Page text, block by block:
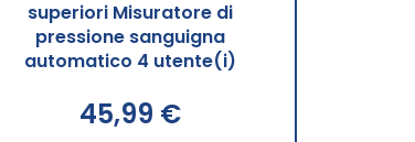
superiori Misuratore di
pressione sanguigna
automatico 4 utente(i)
45,99 €